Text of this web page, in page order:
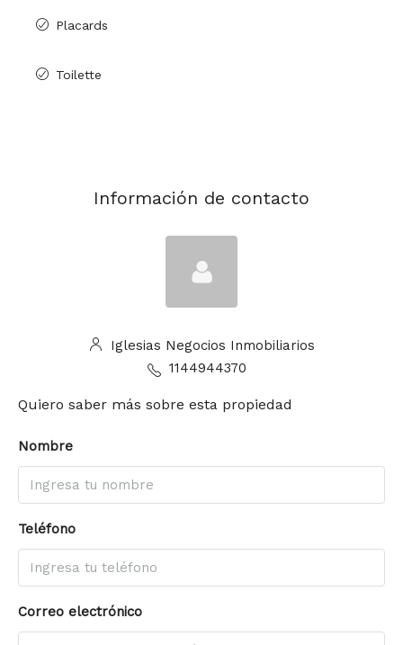
Placards
Toilette
Información de contacto
Iglesias Negocios Inmobiliarios
1144944370
Quiero saber más sobre esta propiedad
Nombre
Teléfono
Correo electrónico